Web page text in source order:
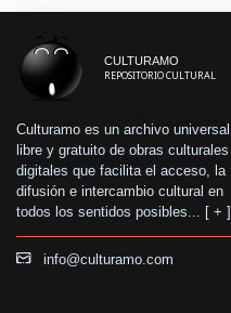
CULTURAMO
REPOSITORIO CULTURAL
Culturamo es un archivo universal
libre y gratuito de obras culturales
digitales que facilita el acceso, la
difusión e intercambio cultural en
todos los sentidos posibles... [ + ]
info@culturamo.com